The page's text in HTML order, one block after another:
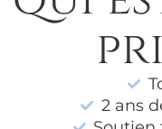
2 ans